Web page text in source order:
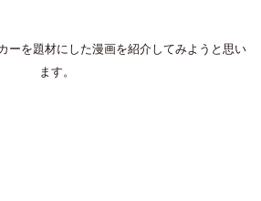
ーを題材にした漫画を紹介してみようと思い
ます。